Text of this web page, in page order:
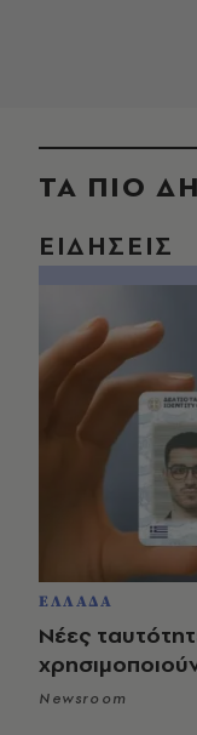
ΤΑ ΠΙΟ
ΕΙΔΗΣΕΙΣ
ΕΛΛΑΔΑ
Νέες
Newsroom